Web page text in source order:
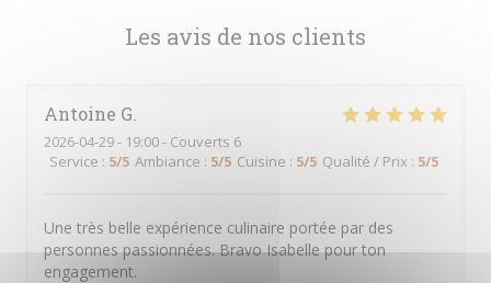
Les avis de nos clients
Antoine G
2026-04-29- 19:00 - Couverts 6
Service : 5/5 Ambiance : 5/5 Cuisine : 5/5 Qualité / Prix : 5/5
Une très belle expérience culinaire portée par des
personnes passionnées. Bravo Isabelle pour ton
engagement.